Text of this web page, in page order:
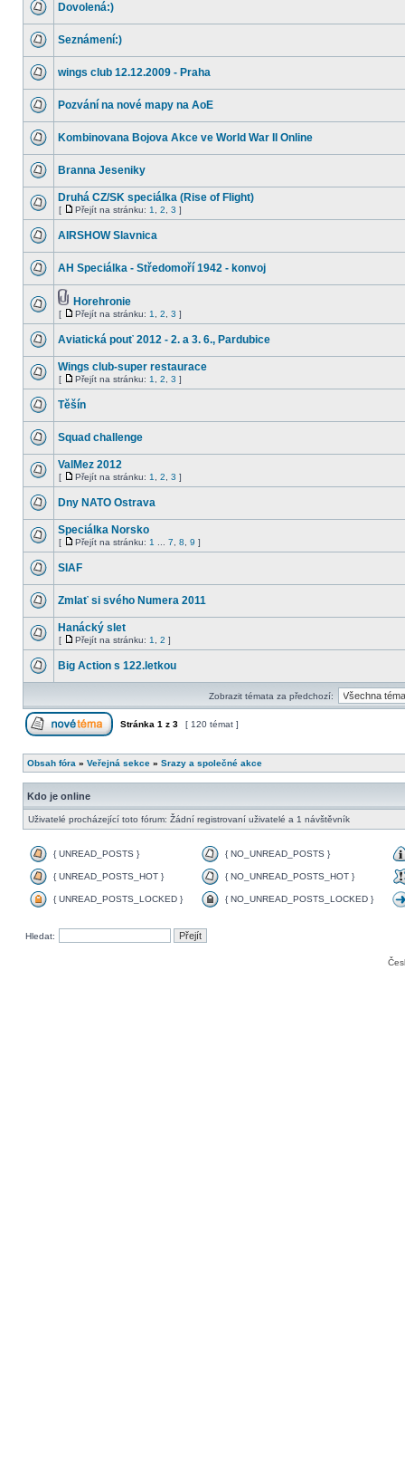
Dovolená:)
Seznámení:)
wings club 12.12.2009 - Praha
Pozvání na nové mapy na AoE
Kombinovana Bojova Akce ve World War II Online
Branna Jeseniky
Druhá CZ/SK speciálka (Rise of Flight)
[ Přejít na stránku: 1 2 3 ]
AIRSHOW Slavnica
AH Speciálka - Středomoří 1942 - konvoj
Horehronie
[ Přejít na stránku: 1 2 3 ]
Aviatická pouť 2012 - 2. a 3. 6., Pardubice
Wings club-super restaurace
[ Přejít na stránku: 1 2 3 ]
Těšín
Squad challenge
ValMez 2012
[ Přejít na stránku: 1 2 3 ]
Dny NATO Ostrava
Speciálka Norsko
[ Přejít na stránku: 1 7 8 9 ]
SIAF
Zmlať si svého Numera 2011
Hanácký slet
[ Přejít na stránku: 1 2 ]
Big Action s 122.letkou
Zobrazit témata za předchozí:
Stránka 1 z 3 [ 120 témat ]
Obsah fóra » Veřejná sekce » Srazy a společné akce
Kdo je online
Uživatelé procházející toto fórum: Žádní registrovaní uživatelé a 1 návštěvník
{ UNREAD_POSTS } { NO_UNREAD_POSTS }
{ UNREAD_POSTS_HOT } { NO_UNREAD_POSTS_HOT }
{ UNREAD_POSTS_LOCKED } { NO_UNREAD_POSTS_LOCKED }
Hledat: